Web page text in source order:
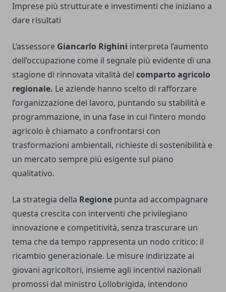
Imprese più strutturate e investimenti che iniziano a
dare risultati
L’assessore Giancarlo Righini interpreta l’aumento
dell’occupazione come il segnale più evidente di una
stagione di rinnovata vitalità del comparto agricolo
regionale. Le aziende hanno scelto di rafforzare
l’organizzazione del lavoro, puntando su stabilità e
programmazione, in una fase in cui l’intero mondo
agricolo è chiamato a confrontarsi con
trasformazioni ambientali, richieste di sostenibilità e
un mercato sempre più esigente sul piano
qualitativo.
La strategia della Regione punta ad accompagnare
questa crescita con interventi che privilegiano
innovazione e competitività, senza trascurare un
tema che da tempo rappresenta un nodo critico: il
ricambio generazionale. Le misure indirizzate ai
giovani agricoltori, insieme agli incentivi nazionali
promossi dal ministro Lollobrigida, intendono